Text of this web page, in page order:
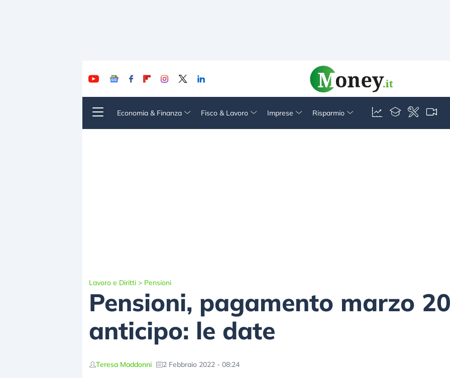
Economia & Finanza Fisco & Lavoro Imprese Risparmio
Lavoro e Diritti > Pensioni
Pensioni, pagamento marzo
anticipo: le date
Teresa Maddonni 2 Febbraio 2022 - 08:24